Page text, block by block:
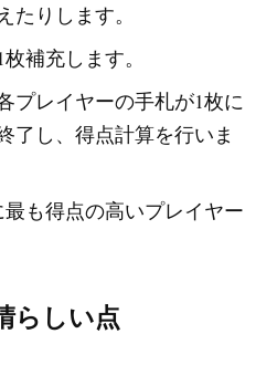
たりします。
補充します。
プレイヤーの手札が1枚に
了し、得点計算を行いま
も得点の高いプレイヤー
らしい点